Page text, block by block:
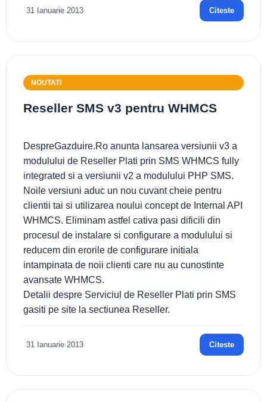
31 Ianuarie 2013 Citeste
NOUTATI
Reseller SMS v3 pentru WHMCS
DespreGazduire.Ro anunta lansarea versiunii v3 a
modulului de Reseller Plati prin SMS WHMCS fully
integrated si a versiunii v2 a modulului PHP SMS.
Noile versiuni aduc un nou cuvant cheie pentru
clientii tai si utilizarea noului concept de Internal API
WHMCS. Eliminam astfel cativa pasi dificili din
procesul de instalare si configurare a modulului si
reducem din erorile de configurare initiala
intampinata de noii clienti care nu au cunostinte
avansate WHMCS.
Detalii despre Serviciul de Reseller Plati prin SMS
gasiti pe site la sectiunea Reseller.
31 Ianuarie 2013 Citeste